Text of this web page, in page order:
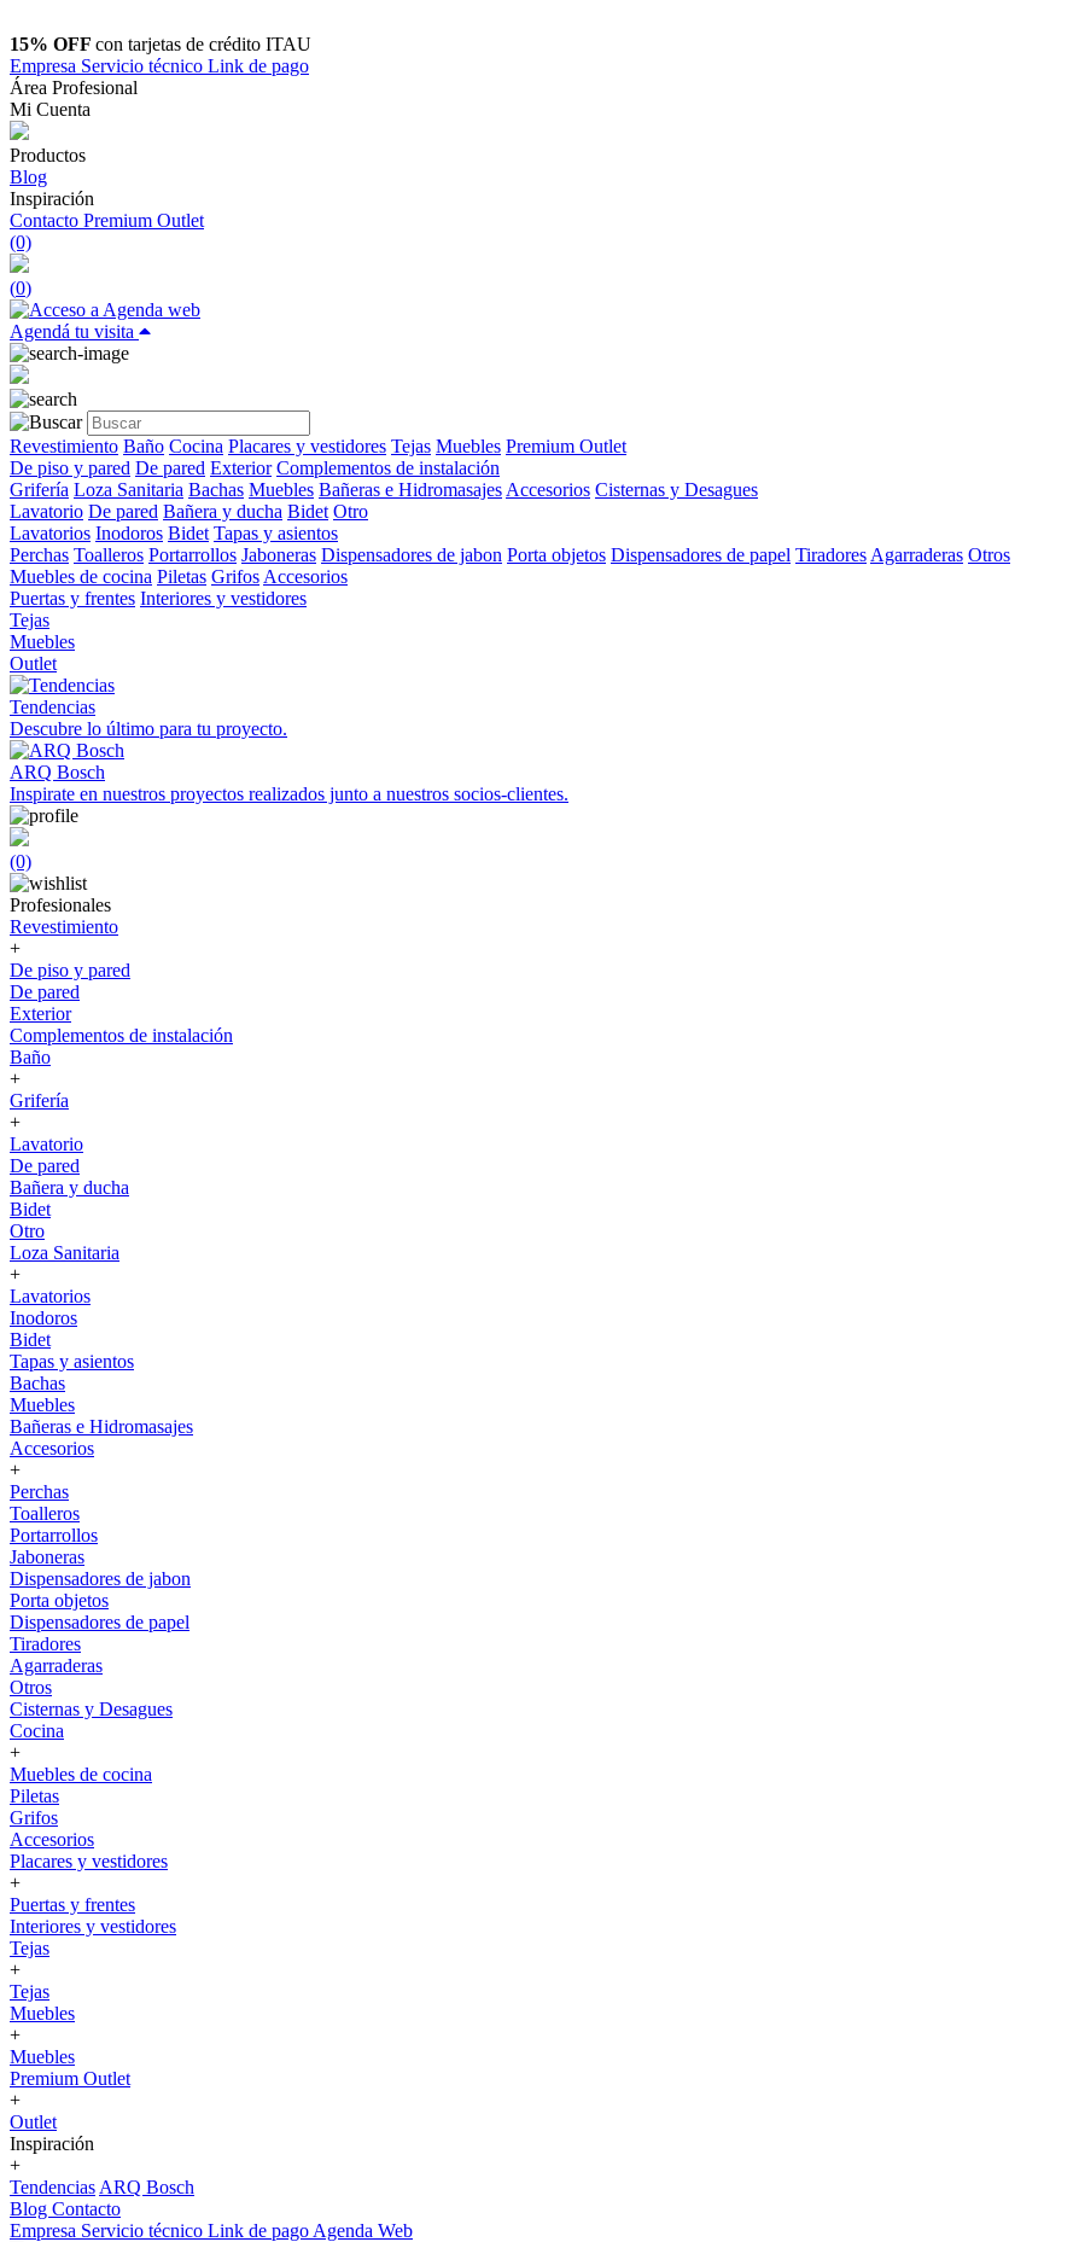
15% OFF con tarjetas de crédito ITAU
Empresa Servicio técnico Link de pago
Área Profesional
Mi Cuenta
Productos
Blog
Inspiración
Contacto Premium Outlet
(0)
(0)
Agendá tu visita
Revestimiento Baño Cocina Placares y vestidores Tejas Muebles Premium Outlet
De piso y pared De pared Exterior Complementos de instalación
Grifería Loza Sanitaria Bachas Muebles Bañeras e Hidromasajes Accesorios Cisternas y Desagues
Lavatorio De pared Bañera y ducha Bidet Otro
Lavatorios Inodoros Bidet Tapas y asientos
Perchas Toalleros Portarrollos Jaboneras Dispensadores de jabon Porta objetos Dispensadores de papel Tiradores Agarraderas Otros
Muebles de cocina Piletas Grifos Accesorios
Puertas y frentes Interiores y vestidores
Tejas
Muebles
Outlet
Tendencias
Descubre lo último para tu proyecto.
ARQ Bosch
Inspirate en nuestros proyectos realizados junto a nuestros socios-clientes.
(0)
Profesionales
Revestimiento
+
De piso y pared
De pared
Exterior
Complementos de instalación
Baño
+
Grifería
+
Lavatorio
De pared
Bañera y ducha
Bidet
Otro
Loza Sanitaria
+
Lavatorios
Inodoros
Bidet
Tapas y asientos
Bachas
Muebles
Bañeras e Hidromasajes
Accesorios
+
Perchas
Toalleros
Portarrollos
Jaboneras
Dispensadores de jabon
Porta objetos
Dispensadores de papel
Tiradores
Agarraderas
Otros
Cisternas y Desagues
Cocina
+
Muebles de cocina
Piletas
Grifos
Accesorios
Placares y vestidores
+
Puertas y frentes
Interiores y vestidores
Tejas
+
Tejas
Muebles
+
Muebles
Premium Outlet
+
Outlet
Inspiración
+
Tendencias ARQ Bosch
Blog Contacto
Empresa Servicio técnico Link de pago Agenda Web